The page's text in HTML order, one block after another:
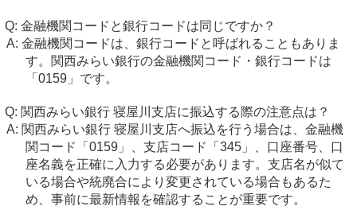
金融機関コードと銀行コードは同じですか？
金融機関コードは、銀行コードと呼ばれることもありま
す。関西みらい銀行の金融機関コード・銀行コードは
「0159」です。
関西みらい銀行 寝屋川支店に振込する際の注意点は？
関西みらい銀行 寝屋川支店へ振込を行う場合は、金融機
関コード「0159」、支店コード「345」、口座番号、口
座名義を正確に入力する必要があります。支店名が似て
いる場合や統廃合により変更されている場合もあるた
め、事前に最新情報を確認することが重要です。